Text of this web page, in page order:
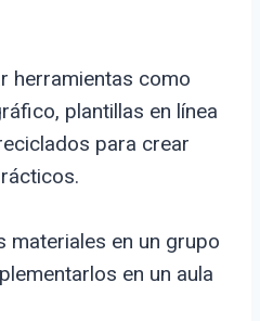
herramientas como
plantillas en línea
para crear
materiales en un grupo
en un aula